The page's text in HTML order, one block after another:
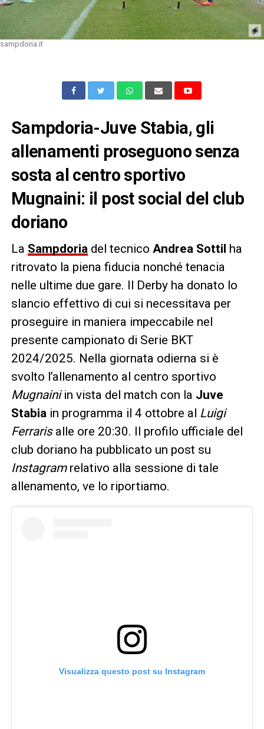
sampdoria.it
Sampdoria-Juve Stabia, gli
allenamenti proseguono senza
sosta al centro sportivo
Mugnaini: il post social del club
doriano
La Sampdoriadel tecnico Andrea Sottil ha
ritrovato la piena fiducia nonché tenacia
nelle ultime due gare. Il Derby ha donato lo
slancio effettivo di cui si necessitava per
proseguire in maniera impeccabile nel
presente campionato di Serie BKT
2024/2025. Nella giornata odierna si è
svolto l’allenamento al centro sportivo
Mugnainiin vista del match con la Juve
Stabiain programma il 4 ottobre al Luigi
Ferrarisalle ore 20:30. Il profilo ufficiale del
club doriano ha pubblicato un post su
Instagramrelativo alla sessione di tale
allenamento, ve lo riportiamo.
Visualizza questo post su Instagram